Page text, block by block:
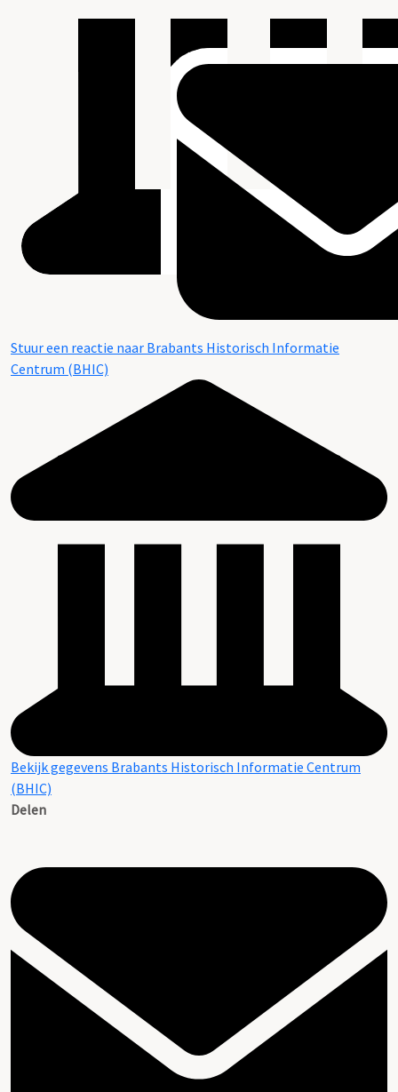
Stuur een reactie naar Brabants Historisch Informatie
Centrum (BHIC)
Bekijk gegevens Brabants Historisch Informatie Centrum
(BHIC)
Delen